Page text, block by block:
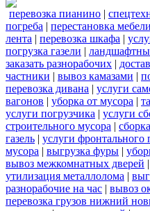
перевозка пианино |
погреба | перестановка мебели
лента | перевозка шкафа |
погрузка газели |
заказать разнорабочих |
частники | вывоз камазами |
перевозка дивана | услуги
вагонов | уборка от мусора |
услуги погрузчика | услуги
строительного мусора | сборка
газель | услуги фронтального
мусора | выгрузка фуры |
вывоз межкомнатных дверей |
утилизация металлолома |
разнорабочие на час | вывоз
перевозка грузов нижний